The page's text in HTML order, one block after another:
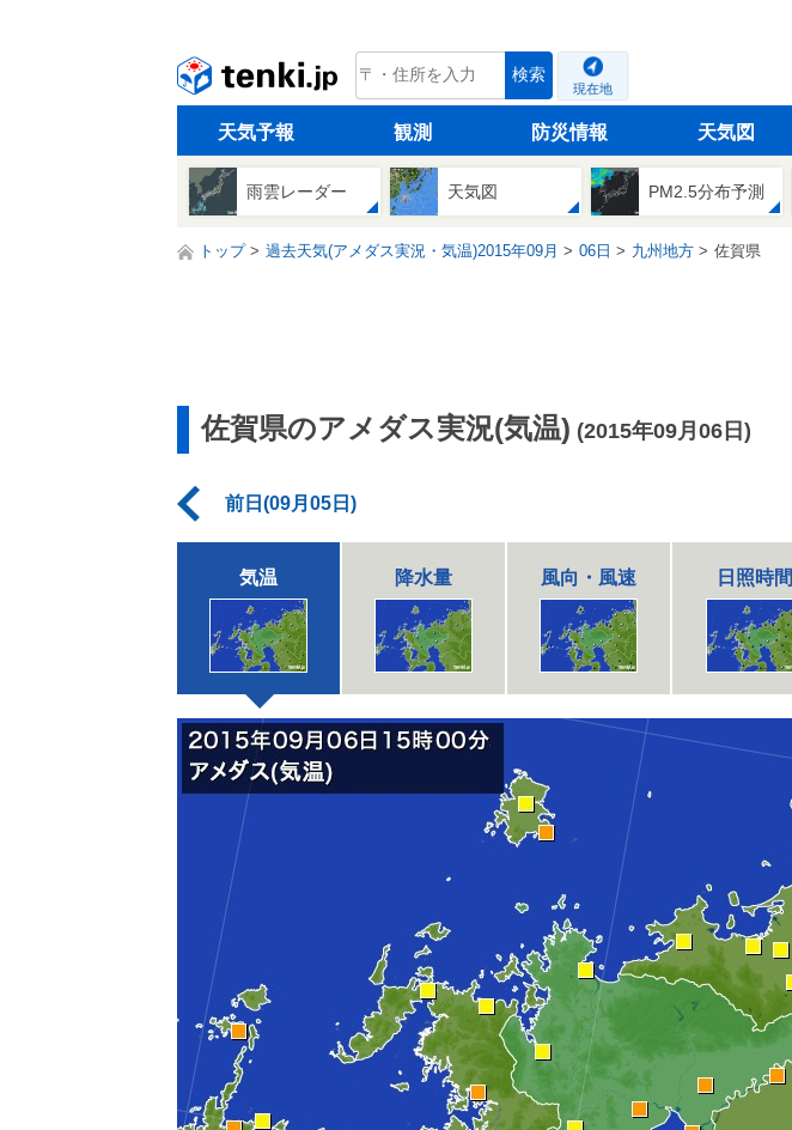
tenki.jp 検索
現在地
天気予報 観測 防災情報 天気図
雨雲レーダー 天気図 PM2.5分布予測
トップ 過去天気(アメダス実況・気温)2015年09月 06日 九州地方 佐賀県
佐賀県のアメダス実況(気温) (2015年09月06日)
前日(09月05日)
気温 降水量 風向・風速 日照時間